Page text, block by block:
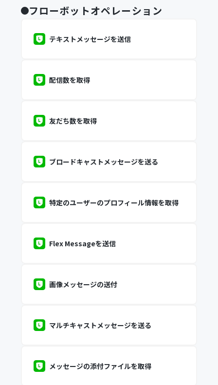
フローボットオペレーション
テキストメッセージを送信
配信数を取得
友だち数を取得
ブロードキャストメッセージを送る
特定のユーザーのプロフィール情報を取得
Flex Messageを送信
画像メッセージの送付
マルチキャストメッセージを送る
メッセージの添付ファイルを取得